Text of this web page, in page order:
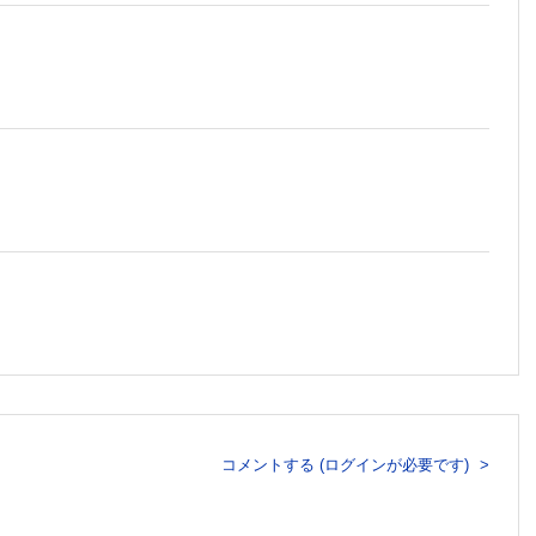
による細菌性髄膜炎の１例
群の1例
コメントする (ログインが必要です)